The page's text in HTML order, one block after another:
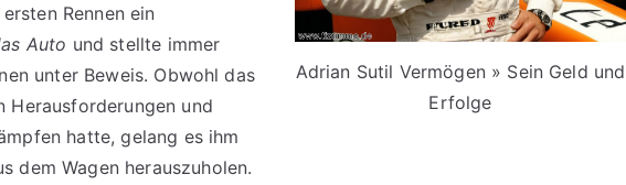
Adrian Sutil Vermögen » Sein Geld und
Erfolge
Rennen ein
Auto und stellte immer
unter Beweis. Obwohl das
Herausforderungen und
hatte, gelang es ihm
dem Wagen herauszuholen.